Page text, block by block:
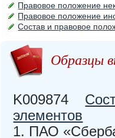
Правовое положение
Правовое положение
Состав и правовое
Образцы
K009874
элементов
1. ПАО